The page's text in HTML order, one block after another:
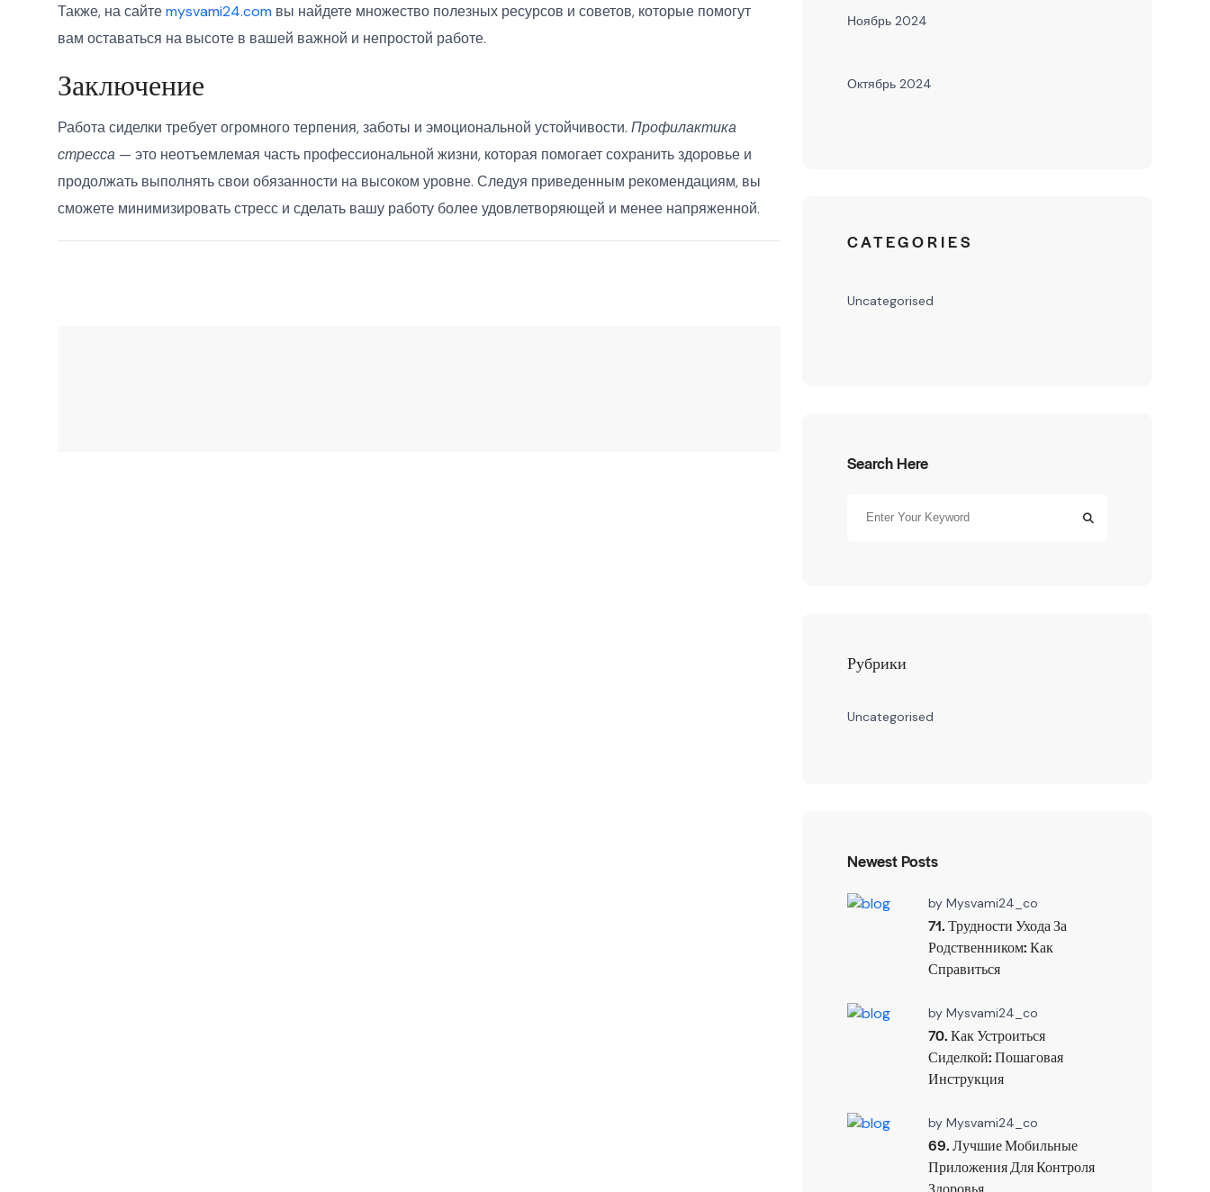
Также, на сайтеmysvami24.com вы найдете множество полезных ресурсов и советов, которые помогут
вам оставаться на высоте в вашей важной и непростой работе.
Заключение
Работа сиделки требует огромного терпения, заботы и эмоциональной устойчивости. Профилактика
стресса — это неотъемлемая часть профессиональной жизни, которая помогает сохранить здоровье и
продолжать выполнять свои обязанности на высоком уровне. Следуя приведенным рекомендациям, вы
сможете минимизировать стресс и сделать вашу работу более удовлетворяющей и менее напряженной.
Ноябрь 2024
Октябрь 2024
CATEGORIES
Uncategorised
Search Here
Рубрики
Uncategorised
Newest Posts
by Mysvami24_co
71. Трудности Ухода За
Родственником: Как
Справиться
by Mysvami24_co
70. Как Устроиться
Сиделкой: Пошаговая
Инструкция
by Mysvami24_co
69. Лучшие Мобильные
Приложения Для Контроля
Здоровья